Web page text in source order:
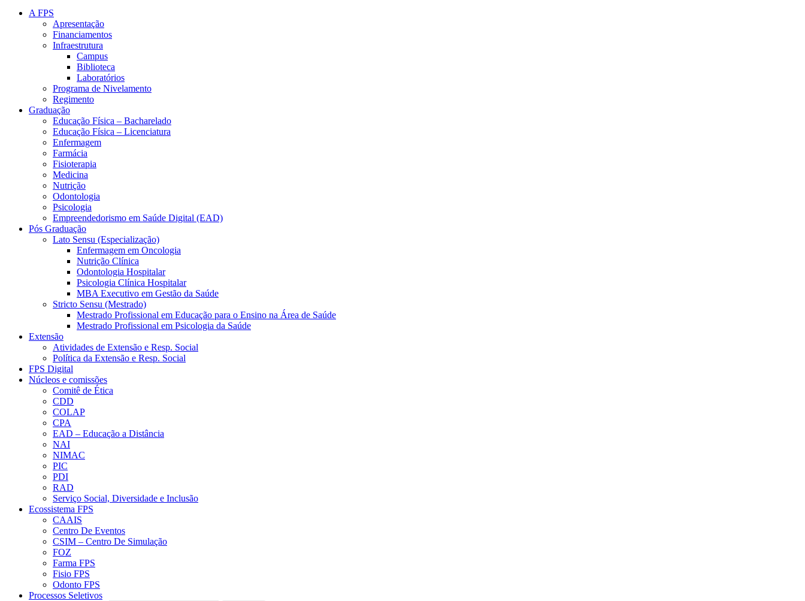
A FPS
Apresentação
Financiamentos
Infraestrutura
Campus
Biblioteca
Laboratórios
Programa de Nivelamento
Regimento
Graduação
Educação Física – Bacharelado
Educação Física – Licenciatura
Enfermagem
Farmácia
Fisioterapia
Medicina
Nutrição
Odontologia
Psicologia
Empreendedorismo em Saúde Digital (EAD)
Pós Graduação
Lato Sensu (Especialização)
Enfermagem em Oncologia
Nutrição Clínica
Odontologia Hospitalar
Psicologia Clínica Hospitalar
MBA Executivo em Gestão da Saúde
Stricto Sensu (Mestrado)
Mestrado Profissional em Educação para o Ensino na Área de Saúde
Mestrado Profissional em Psicologia da Saúde
Extensão
Atividades de Extensão e Resp. Social
Política da Extensão e Resp. Social
FPS Digital
Núcleos e comissões
Comitê de Ética
CDD
COLAP
CPA
EAD – Educação a Distância
NAI
NIMAC
PIC
PDI
RAD
Serviço Social, Diversidade e Inclusão
Ecossistema FPS
CAAIS
Centro De Eventos
CSIM – Centro De Simulação
FOZ
Farma FPS
Fisio FPS
Odonto FPS
Processos Seletivos